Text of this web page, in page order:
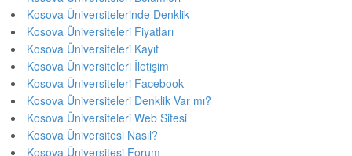
Kosova Üniversitelerinde Denklik
Kosova Üniversiteleri Fiyatları
Kosova Üniversiteleri Kayıt
Kosova Üniversiteleri İletişim
Kosova Üniversiteleri Facebook
Kosova Üniversiteleri Denklik Var mı?
Kosova Üniversiteleri Web Sitesi
Kosova Üniversitesi Nasıl?
Kosova Üniversitesi Forum